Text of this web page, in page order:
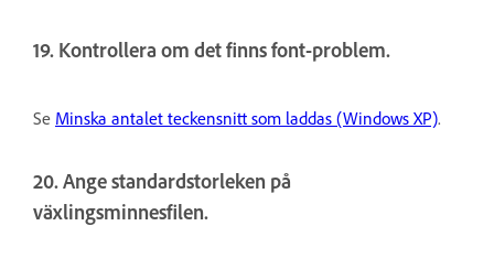
19. Kontrollera om det finns font-problem.
Se Minska antalet teckensnitt som laddas (Windows XP).
20. Ange standardstorleken på
växlingsminnesfilen.